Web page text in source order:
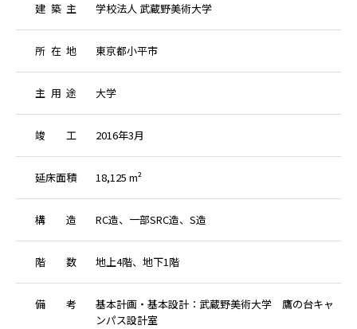
建 築 主 学校法人 武蔵野美術大学
所 在 地 東京都小平市
主 用 途 大学
竣 工 2016年3月
延床面積 18,125 m²
構 造 RC造、一部SRC造、S造
階 数 地上4階、地下1階
備 考
基本計画・基本設計：武蔵野美術大学 鷹の台キャ
ンパス設計室